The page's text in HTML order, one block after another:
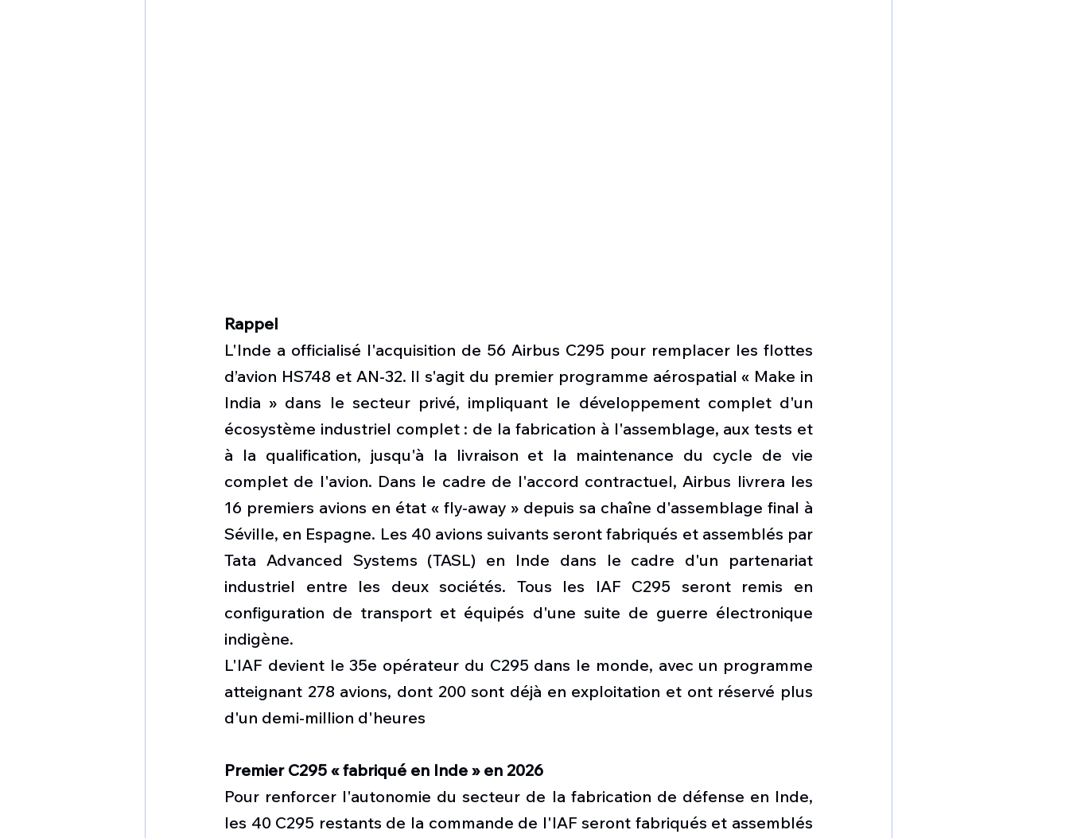
Rappel
L'Inde a officialisé l'acquisition de 56 Airbus C295 pour remplacer les flottes
d’avion HS748 et AN-32. Il s'agit du premier programme aérospatial « Make in
India » dans le secteur privé, impliquant le développement complet d'un
écosystème industriel complet : de la fabrication à l'assemblage, aux tests et
à la qualification, jusqu'à la livraison et la maintenance du cycle de vie
complet de l'avion. Dans le cadre de l'accord contractuel, Airbus livrera les
16 premiers avions en état « fly-away » depuis sa chaîne d'assemblage final à
Séville, en Espagne. Les 40 avions suivants seront fabriqués et assemblés par
Tata Advanced Systems (TASL) en Inde dans le cadre d'un partenariat
industriel entre les deux sociétés. Tous les IAF C295 seront remis en
configuration de transport et équipés d'une suite de guerre électronique
indigène.
L'IAF devient le 35e opérateur du C295 dans le monde, avec un programme
atteignant 278 avions, dont 200 sont déjà en exploitation et ont réservé plus
d'un demi-million d'heures
Premier C295 « fabriqué en Inde » en 2026
Pour renforcer l'autonomie du secteur de la fabrication de défense en Inde,
les 40 C295 restants de la commande de l'IAF seront fabriqués et assemblés